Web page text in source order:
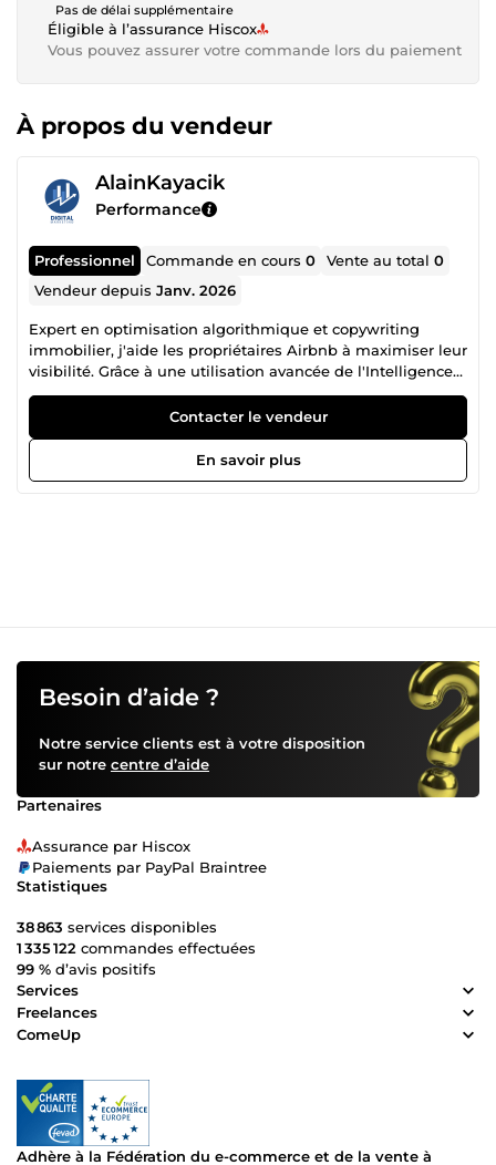
Pas de délai supplémentaire
Éligible à l’assurance Hiscox
Vous pouvez assurer votre commande lors du paiement
À propos du vendeur
AlainKayacik
Performance
Professionnel Commande en cours0 Vente au total0
Vendeur depuisJanv. 2026
Expert en optimisation algorithmique et copywriting
immobilier, j'aide les propriétaires Airbnb à maximiser leur
visibilité. Grâce à une utilisation avancée de l'Intelligence
Artificielle et des techniques de neuromarketing, je
transforme vos annonces classiques en véritables aimants
à réservations. Mon objectif : augmenter votre taux de clic
(CTR) et votre taux de conversion pour dépasser vos
concurrents locaux. Réactif, rigoureux et orienté résultats.
Contacter le vendeur
En savoir plus
Besoin d’aide ?
Notre service clients est à votre disposition
sur notre centre d’aide
Partenaires
Assurance par Hiscox
Paiements par PayPal Braintree
Statistiques
38 863 services disponibles
1 335 122 commandes effectuées
99 % d’avis positifs
Services
Freelances
ComeUp
Adhère à la Fédération du e-commerce et de la vente à